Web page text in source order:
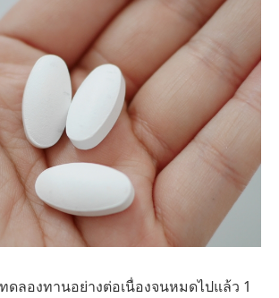
ดลองทานอย่างต่อเนื่องจนหมดไปแล้ว 1